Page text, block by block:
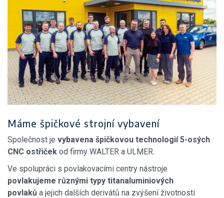
Máme špičkové strojní vybavení
Společnost je vybavena špičkovou technologií 5-osých
CNC ostřiček od firmy WALTER a ULMER.
Ve spolupráci s povlakovacími centry nástroje
povlakujeme různými typy titanaluminiových
povlaků a jejich dalších derivátů na zvýšení životnosti